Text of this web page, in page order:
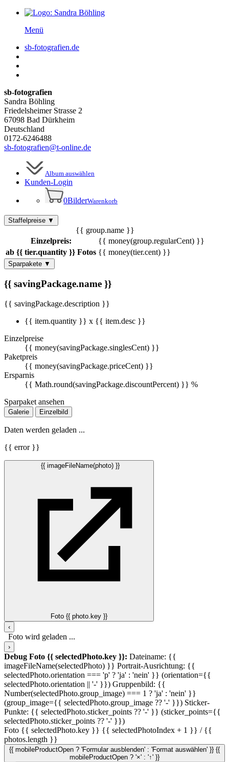
Menü
sb-fotografien.de
sb-fotografien
Sandra Böhling
Friedelsheimer Strasse 2
67098 Bad Dürkheim
Deutschland
0172-6246488
sb-fotografien@t-online.de
Album auswählen
Kunden-Login
0BilderWarenkorb
Staffelpreise ▼
{{ group.name }}
Einzelpreis:
{{ money(group.regularCent) }}
ab {{ tier.quantity }} Fotos {{ money(tier.cent) }}
Sparpakete ▼
{{ savingPackage.name }}
{{ savingPackage.description }}
{{ item.quantity }} x {{ item.desc }}
Einzelpreise
{{ money(savingPackage.singlesCent) }}
Paketpreis
{{ money(savingPackage.priceCent) }}
Ersparnis
{{ Math.round(savingPackage.discountPercent) }} %
Sparpaket ansehen
Galerie Einzelbild
Daten werden geladen ...
{{ error }}
{{ imageFileName(photo) }}
Foto {{ photo.key }}
‹
Foto wird geladen ...
›
Debug Foto {{ selectedPhoto.key }}: Dateiname: {{
imageFileName(selectedPhoto) }} Portrait-Ausrichtung: {{
selectedPhoto.orientation === 'p' ? 'ja' : 'nein' }} (orientation={{
selectedPhoto.orientation || '-' }}) Gruppenbild: {{
Number(selectedPhoto.group_image) === 1 ? 'ja' : 'nein' }}
(group_image={{ selectedPhoto.group_image ?? '-' }}) Sticker-
Punkte: {{ selectedPhoto.sticker_points ?? '-' }} (sticker_points={{
selectedPhoto.sticker_points ?? '-' }})
Foto {{ selectedPhoto.key }} {{ selectedPhotoIndex + 1 }} / {{
photos.length }}
{{ mobileProductOpen ? 'Formular ausblenden' : 'Format auswählen' }} {{
mobileProductOpen ? '×' : '↑' }}